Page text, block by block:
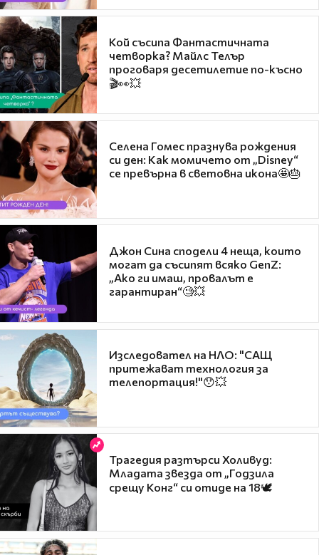
Кой съсипа Фантастичната
четворка? Майлс Телър
проговаря десетилетие по-късно
🎬👀💥
Селена Гомес празнува рождения
си ден: Как момичето от „Disney“
се превърна в световна икона🤩🎂
Джон Сина сподели 4 неща, които
могат да съсипят всяко GenZ:
„Ако ги имаш, провалът е
гарантиран“🧐💥
Изследовател на НЛО: "САЩ
притежават технология за
телепортация!"😯💥
Трагедия разтърси Холивуд:
Младата звезда от „Годзила
срещу Конг“ си отиде на 18🕊️